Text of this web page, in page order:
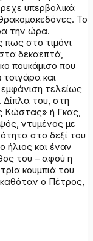
υπερβολικά
Το
την ώρα.
πως στο τιμόνι
δεκαεπτά,
πουκάμισο που
και
τελείως
Δίπλα του, στη
Κώστας» ή Γκας,
ντυμένος με
στο δεξί του
ήλιος και έναν
του – αφού η
κουμπιά του
ο Πέτρος,